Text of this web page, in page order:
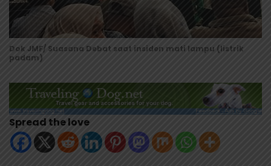
Dok JMF/ Suasana Debat saat insiden mati lampu (listrik
padam)
Spread the love